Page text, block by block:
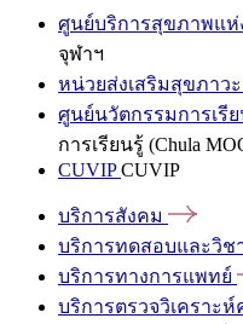
ศูนย์บริการสุขภาพแห่
จุฬาฯ
หน่วยส่งเสริมสุขภาว
ศูนย์นวัตกรรมการเรีย
การเรียนรู้ (Chula
CUVIPCUVIP
บริการสังคม
บริการทดสอบและวิช
บริการทางการแพทย์
บริการตรวจวิเคราะ